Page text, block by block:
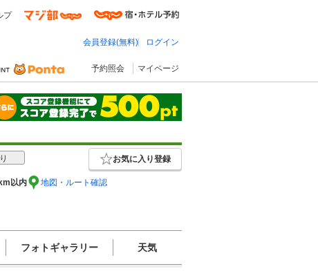
プ
会員登録(無料) ログイン
予約照会 マイページ
お気に入り登録
以内 地図・ルート確認
フォトギャラリー 天気